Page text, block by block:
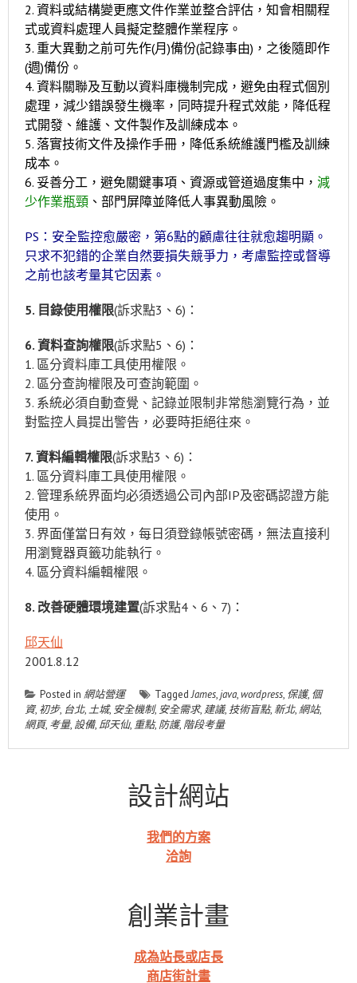
2. 資料或結構變更應文件作業並整合評估，知會相關程
式或資料處理人員擬定整體作業程序。
3. 重大異動之前可先作(月)備份(記錄事由)，之後隨即作
(週)備份。
4. 資料關聯及互動以資料庫機制完成，避免由程式個別
處理，減少錯誤發生機率，同時提升程式效能，降低程
式開發、維護、文件製作及訓練成本。
5. 落實技術文件及操作手冊，降低系統維護門檻及訓練
成本。
6. 妥善分工，避免關鍵事項、資源或管道過度集中， 減
少作業瓶頸 、部門屏障並降低人事異動風險。
PS：安全監控愈嚴密，第6點的顧慮往往就愈趨明顯。
只求不犯錯的企業自然要損失競爭力，考慮監控或督導
之前也該考量其它因素 。
5. 目錄使用權限(訴求點3、6)：
6. 資料查詢權限(訴求點5、6)：
1. 區分資料庫工具使用權限。
2. 區分查詢權限及可查詢範圍。
3. 系統必須自動查覺、記錄並限制非常態瀏覽行為，並
對監控人員提出警告，必要時拒絕往來。
7. 資料編輯權限(訴求點3、6)：
1. 區分資料庫工具使用權限。
2. 管理系統界面均必須透過公司內部IP及密碼認證方能
使用。
3. 界面僅當日有效，每日須登錄帳號密碼，無法直接利
用瀏覽器頁籤功能執行。
4. 區分資料編輯權限。
8. 改善硬體環境建置(訴求點4、6、7)：
邱天仙
2001.8.12
Posted in 網站營運 TaggedJames,java,wordpress, 保護, 個
資, 初步, 台北,土城, 安全機制, 安全需求, 建議, 技術盲點, 新北,網站,
網頁, 考量, 設備,邱天仙, 重點, 防護, 階段考量
設計網站
我們的方案
洽詢
創業計畫
成為站長或店長
商店街計畫